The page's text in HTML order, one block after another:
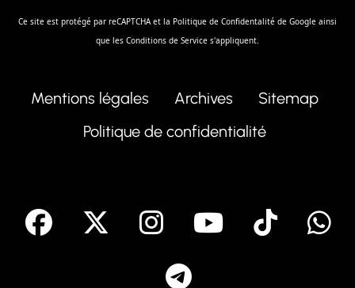
Ce site est protégé par reCAPTCHA et la Politique de Confidentalité de Google ainsi
que les Conditions de Service s'appliquent.
Mentions légales Archives
Sitemap
Politique de confidentialité
facebook Instagram
Youtube
Tik